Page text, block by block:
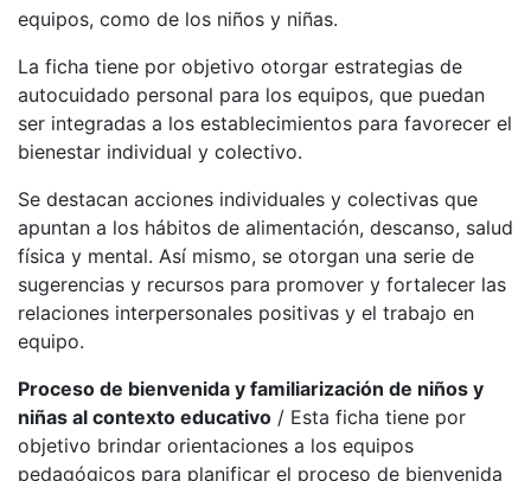
equipos, como de los niños y niñas.
La ficha tiene por objetivo otorgar estrategias de
autocuidado personal para los equipos, que puedan
ser integradas a los establecimientos para favorecer el
bienestar individual y colectivo.
Se destacan acciones individuales y colectivas que
apuntan a los hábitos de alimentación, descanso, salud
física y mental. Así mismo, se otorgan una serie de
sugerencias y recursos para promover y fortalecer las
relaciones interpersonales positivas y el trabajo en
equipo.
Proceso de bienvenida y familiarización de niños y
niñas al contexto educativo / Esta ficha tiene por
objetivo brindar orientaciones a los equipos
pedagógicos para planificar el proceso de bienvenida